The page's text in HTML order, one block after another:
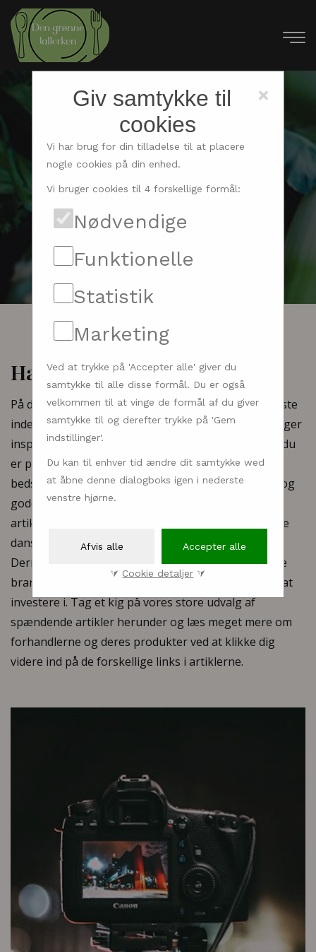
Have & natur
Have & natur artikler
På denne side holder vi dig opdateret på alt det nyeste
indenfor have- og naturbranchen. Uanset om du søger
inspiration til din have, til nye naturoplevelser eller du
er på udkig efter de flotteste havemøbler eller de
bedste vandrestøvler, så finder du masser af hjælp og
gode råd her på siden. Vi har samlet en lang række
artikler, informationer, gode råd og tips til de bedste
danske forhandlere og produkter til have og natur.
Dermed gør vi det lettere for dig at navigere i, hvilke
brands og produkter til have og natur, der er værd at
investere i. Tag et kig på vores store udvalg af
spændende artikler herunder og læs meget mere om
forhandlerne og deres produkter ved at klikke dig
videre ind på de forskellige links i artiklerne.
×
Giv samtykke til
cookies
Vi har brug for din tilladelse til at placere
nogle cookies på din enhed.
Vi bruger cookies til 4 forskellige formål:
Nødvendige
Funktionelle
Statistik
Marketing
Ved at trykke på 'Accepter alle' giver du
samtykke til alle disse formål. Du er også
velkommen til at vinge de formål af du giver
samtykke til og derefter trykke på 'Gem
indstillinger'.
Du kan til enhver tid ændre dit samtykke wed
at åbne denne dialogboks igen i nederste
venstre hjørne.
Afvis alle Accepter alle
⮛ Cookie detaljer ⮛